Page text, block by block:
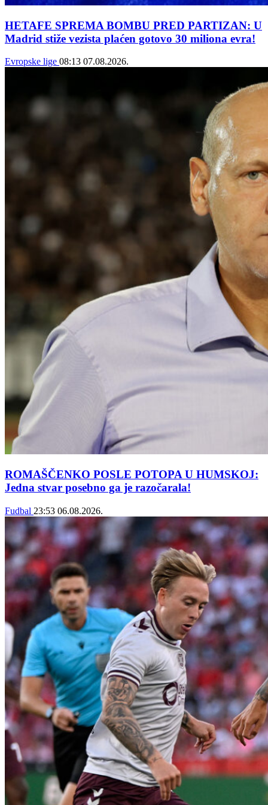
HETAFE SPREMA BOMBU PRED PARTIZAN: U
Madrid stiže vezista plaćen gotovo 30 miliona evra!
Evropske lige 08:13 07.08.2026.
ROMAŠČENKO POSLE POTOPA U HUMSKOJ:
Jedna stvar posebno ga je razočarala!
Fudbal 23:53 06.08.2026.